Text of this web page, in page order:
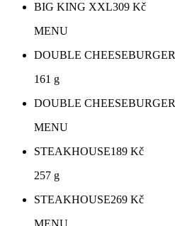
BIG KING XXL309 Kč
MENU
DOUBLE CHEESEBURGER
161 g
DOUBLE CHEESEBURGER
MENU
STEAKHOUSE189 Kč
257 g
STEAKHOUSE269 Kč
MENU